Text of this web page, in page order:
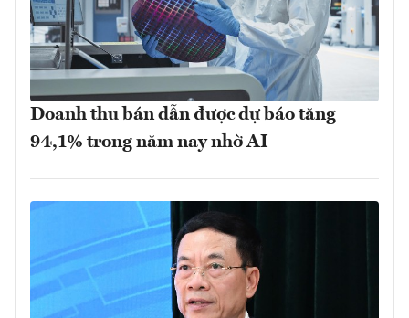
Doanh thu bán dẫn được dự báo tăng
94,1% trong năm nay nhờ AI